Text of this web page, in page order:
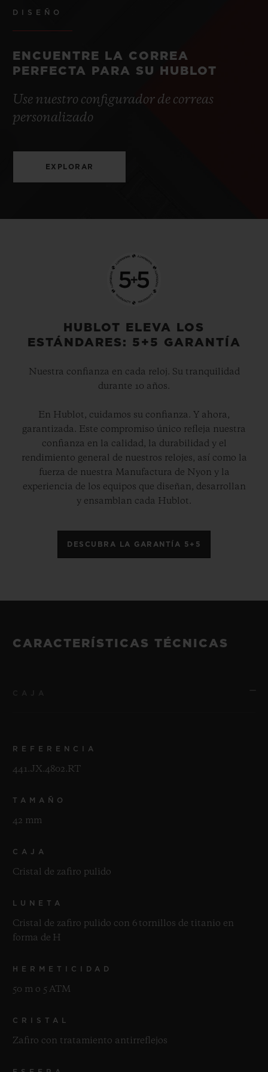
DISEÑO
ENCUENTRE LA CORREA
PERFECTA PARA SU HUBLOT
Use nuestro configurador de correas
personalizado
EXPLORAR
HUBLOT ELEVA LOS
ESTÁNDARES: 5+5 GARANTÍA
Nuestra confianza en cada reloj. Su tranquilidad
durante 10 años.
En Hublot, cuidamos su confianza. Y ahora,
garantizada. Este compromiso único refleja nuestra
confianza en la calidad, la durabilidad y el
rendimiento general de nuestros relojes, así como la
fuerza de nuestra Manufactura de Nyon y la
experiencia de los equipos que diseñan, desarrollan
y ensamblan cada Hublot.
DESCUBRA LA GARANTÍA 5+5
CARACTERÍSTICAS TÉCNICAS
REFERENCIA
441.JX.4802.RT
TAMAÑO
42 mm
CAJA
Cristal de zafiro pulido
LUNETA
Cristal de zafiro pulido con 6 tornillos de titanio en
forma de H
HERMETICIDAD
50 m o 5 ATM
CRISTAL
Zafiro con tratamiento antirreflejos